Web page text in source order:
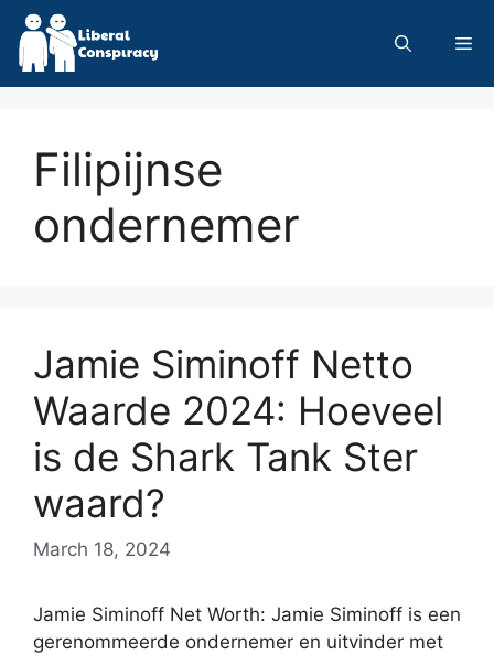
Skip
content
Filipijnse
ondernemer
Jamie Siminoff Netto
Waarde 2024: Hoeveel
is de Shark Tank Ster
waard?
March 18, 2024
Jamie Siminoff Net Worth: Jamie Siminoff is een
gerenommeerde ondernemer en uitvinder met